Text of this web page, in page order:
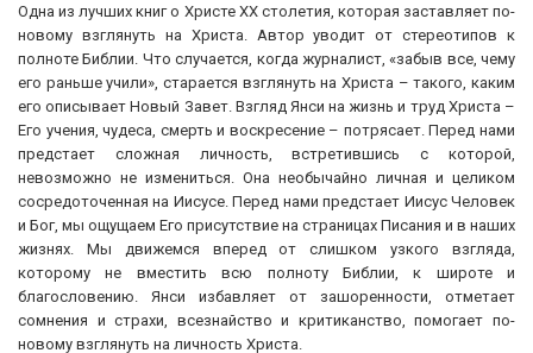
Одна из лучших книг о Христе XX столетия, которая заставляет по-
новому взглянуть на Христа. Автор уводит от стереотипов к
полноте Библии. Что случается, когда журналист, «забыв все, чему
его раньше учили», старается взглянуть на Христа – такого, каким
его описывает Новый Завет. Взгляд Янси на жизнь и труд Христа –
Его учения, чудеса, смерть и воскресение – потрясает. Перед нами
предстает сложная личность, встретившись с которой,
невозможно не измениться. Она необычайно личная и целиком
сосредоточенная на Иисусе. Перед нами предстает Иисус Человек
и Бог, мы ощущаем Его присутствие на страницах Писания и в наших
жизнях. Мы движемся вперед от слишком узкого взгляда,
которому не вместить всю полноту Библии, к широте и
благословению. Янси избавляет от зашоренности, отметает
сомнения и страхи, всезнайство и критиканство, помогает по-
новому взглянуть на личность Христа.